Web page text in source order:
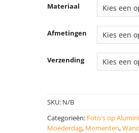
Materiaal
Afmetingen
Verzending
SKU: N/B
Categorieën: Foto's op
Moederdag, Momenten,